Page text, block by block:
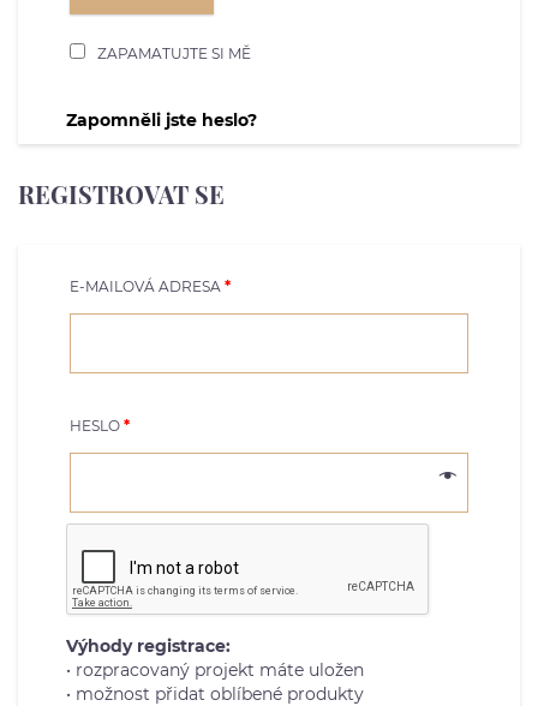
ZAPAMATUJTE SI MĚ
Zapomněli jste heslo?
REGISTROVAT SE
E-MAILOVÁ ADRESA *
HESLO *
Výhody registrace:
• rozpracovaný projekt máte uložen
• možnost přidat oblíbené produkty